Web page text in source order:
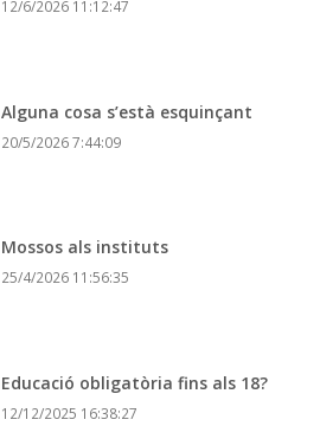
12/6/2026 11:12:47
Alguna cosa s’està esquinçant
20/5/2026 7:44:09
Mossos als instituts
25/4/2026 11:56:35
Educació obligatòria fins als 18?
12/12/2025 16:38:27